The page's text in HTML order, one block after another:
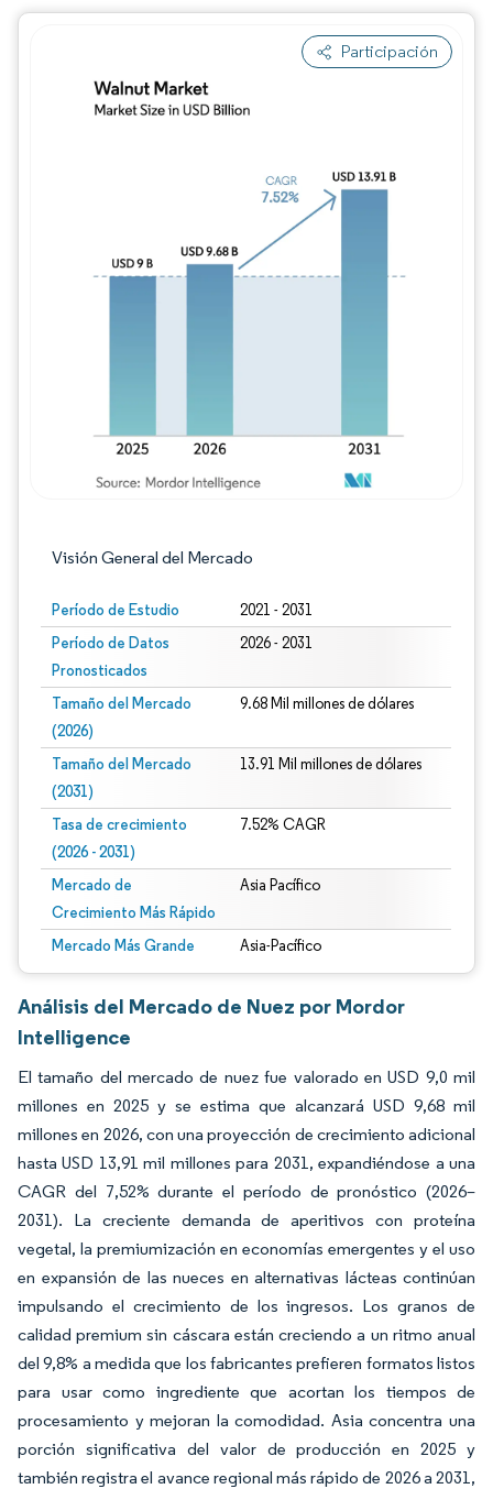
Participación
Visión General del Mercado
Período de Estudio 2021 - 2031
Período de Datos
Pronosticados
2026 - 2031
Tamaño del Mercado
(2026)
9.68 Mil millones de dólares
Tamaño del Mercado
(2031)
13.91 Mil millones de dólares
Tasa de crecimiento
(2026 - 2031)
7.52% CAGR
Mercado de
Crecimiento Más Rápido
Asia Pacífico
Mercado Más Grande Asia-Pacífico
Análisis del Mercado de Nuez por Mordor
Intelligence
El tamaño del mercado de nuez fue valorado en USD 9,0 mil
millones en 2025 y se estima que alcanzará USD 9,68 mil
millones en 2026, con una proyección de crecimiento adicional
hasta USD 13,91 mil millones para 2031, expandiéndose a una
CAGR del 7,52% durante el período de pronóstico (2026–
2031). La creciente demanda de aperitivos con proteína
vegetal, la premiumización en economías emergentes y el uso
en expansión de las nueces en alternativas lácteas continúan
impulsando el crecimiento de los ingresos. Los granos de
calidad premium sin cáscara están creciendo a un ritmo anual
del 9,8% a medida que los fabricantes prefieren formatos listos
para usar como ingrediente que acortan los tiempos de
procesamiento y mejoran la comodidad. Asia concentra una
porción significativa del valor de producción en 2025 y
también registra el avance regional más rápido de 2026 a 2031,